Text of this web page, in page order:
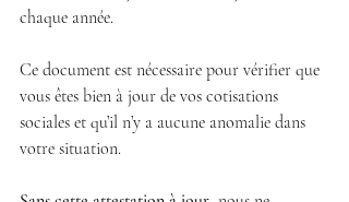
chaque année.
Ce document est nécessaire pour vérifier que
vous êtes bien à jour de vos cotisations
sociales et qu’il n’y a aucune anomalie dans
votre situation.